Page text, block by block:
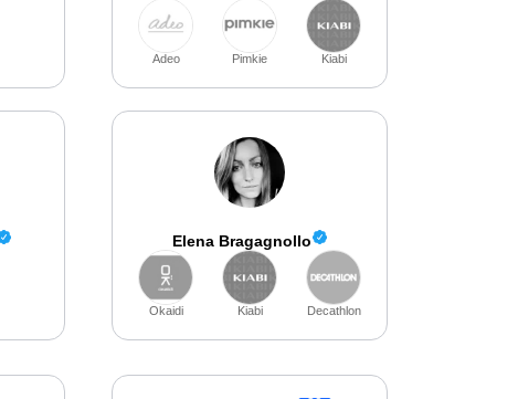
Adeo Pimkie Kiabi
Elena Bragagnollo
Okaidi Kiabi Decathlon